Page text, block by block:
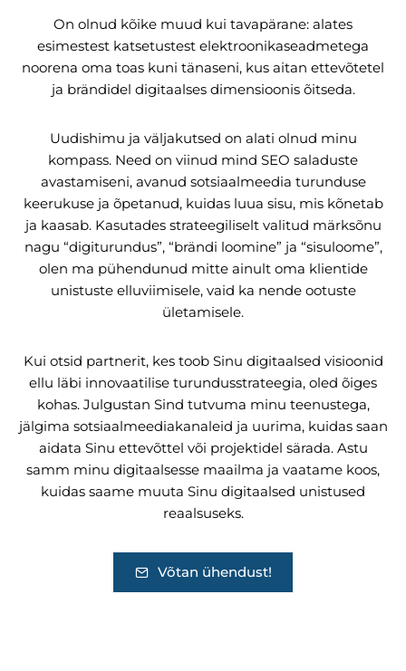
On olnud kõike muud kui tavapärane: alates
esimestest katsetustest elektroonikaseadmetega
noorena oma toas kuni tänaseni, kus aitan ettevõtetel
ja brändidel digitaalses dimensioonis õitseda.
Uudishimu ja väljakutsed on alati olnud minu
kompass. Need on viinud mind SEO saladuste
avastamiseni, avanud sotsiaalmeedia turunduse
keerukuse ja õpetanud, kuidas luua sisu, mis kõnetab
ja kaasab. Kasutades strateegiliselt valitud märksõnu
nagu “digiturundus”, “brändi loomine” ja “sisuloome”,
olen ma pühendunud mitte ainult oma klientide
unistuste elluviimisele, vaid ka nende ootuste
ületamisele.
Kui otsid partnerit, kes toob Sinu digitaalsed visioonid
ellu läbi innovaatilise turundusstrateegia, oled õiges
kohas. Julgustan Sind tutvuma minu teenustega,
jälgima sotsiaalmeediakanaleid ja uurima, kuidas saan
aidata Sinu ettevõttel või projektidel särada. Astu
samm minu digitaalsesse maailma ja vaatame koos,
kuidas saame muuta Sinu digitaalsed unistused
reaalsuseks.
Võtan ühendust!